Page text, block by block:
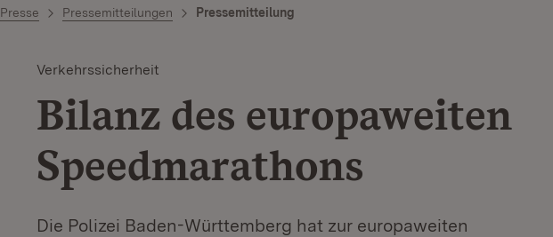
Presse Pressemitteilungen Pressemitteilung
Verkehrssicherheit
Bilanz des europaweiten
Speedmarathons
Die Polizei Baden-Württemberg hat zur europaweiten